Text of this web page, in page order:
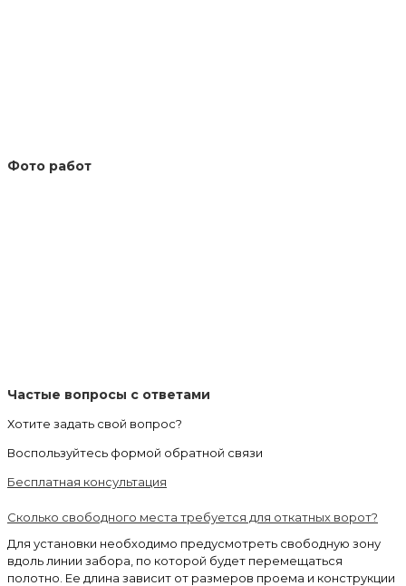
Фото работ
Частые вопросы с ответами
Хотите задать свой вопрос?
Воспользуйтесь формой обратной связи
Бесплатная консультация
Сколько свободного места требуется для откатных ворот?
Для установки необходимо предусмотреть свободную зону
вдоль линии забора, по которой будет перемещаться
полотно. Ее длина зависит от размеров проема и конструкции